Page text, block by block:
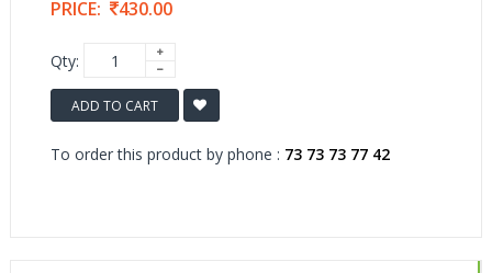
PRICE: 430.00
Qty:
ADD TO CART
To order this product by phone : 73 73 73 77 42